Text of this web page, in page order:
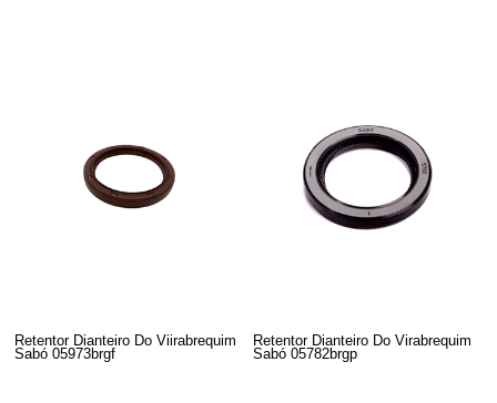
Retentor Dianteiro Do Viirabrequim
Sabó 05973brgf
Retentor Dianteiro Do Virabrequim
Sabó 05782brgp